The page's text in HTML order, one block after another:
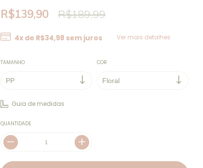
R$139,90 R$189,99
4x de R$34,98 sem juros Ver mais detalhes
TAMANHO COR
Guia de medidas
QUANTIDADE